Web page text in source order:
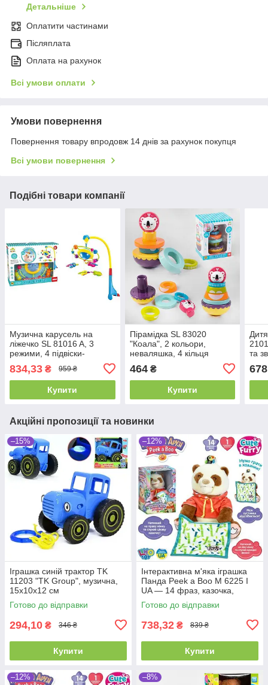
Детальніше
Оплатити частинами
Післяплата
Оплата на рахунок
Всі умови оплати
Умови повернення
Повернення товару впродовж 14 днів за рахунок покупця
Всі умови повернення
Подібні товари компанії
Музична карусель на
ліжечко SL 81016 A, 3
режими, 4 підвіски-
колискова мелодія
834,33 ₴ 959 ₴
Купити
Пірамідка SL 83020
"Коала", 2 кольори,
неваляшка, 4 кільця
464₴
Купити
та
678
Акційні пропозиції та новинки
–15%
Іграшка синій трактор TK
11203 "TK Group", музична,
15х10х12 см
Готово до відправки
294,10 ₴ 346 ₴
Купити
–12%
Інтерактивна м'яка іграшка
Панда Peek a Boo M 6225 I
UA — 14 фраз, казочка,
рухається і грає в хованки
Готово до відправки
738,32 ₴ 839 ₴
Купити
–12% –8%